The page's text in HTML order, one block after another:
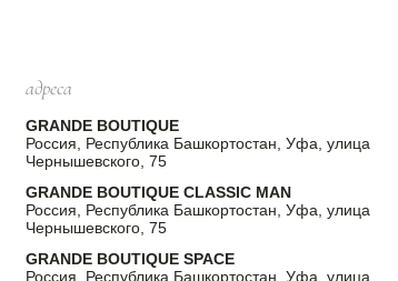
адреса
GRANDE BOUTIQUE
Россия, Республика Башкортостан, Уфа, улица
Чернышевского, 75
GRANDE BOUTIQUE CLASSIC MAN
Россия, Республика Башкортостан, Уфа, улица
Чернышевского, 75
GRANDE BOUTIQUE SPACE
Россия, Республика Башкортостан, Уфа, улица